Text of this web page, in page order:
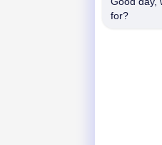
メール
for?